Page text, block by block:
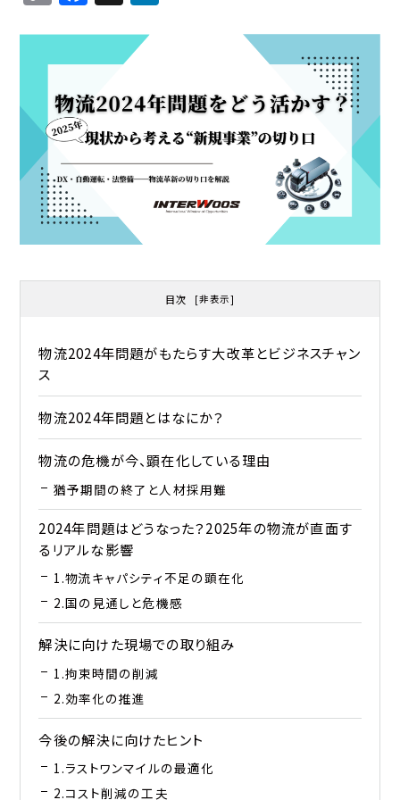
o
p
y
Li
n
k
a
c
e
b
o
o
k
d
I
n
目次 [非表示]
物流2024年問題がもたらす大改革とビジネスチャン
ス
物流2024年問題とはなにか？
物流の危機が今、顕在化している理由
猶予期間の終了と人材採用難
2024年問題はどうなった？2025年の物流が直面す
るリアルな影響
1.物流キャパシティ不足の顕在化
2.国の見通しと危機感
解決に向けた現場での取り組み
1.拘束時間の削減
2.効率化の推進
今後の解決に向けたヒント
1.ラストワンマイルの最適化
2.コスト削減の工夫